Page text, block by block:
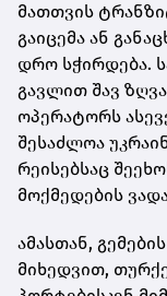
მათთვის
გაიცემა ან
დრო სჭირდება.
გავლით შავ
ოპერატორს
შესაძლოა
რეისებსაც
მოქმედების
ამასთან,
მიხედვით,